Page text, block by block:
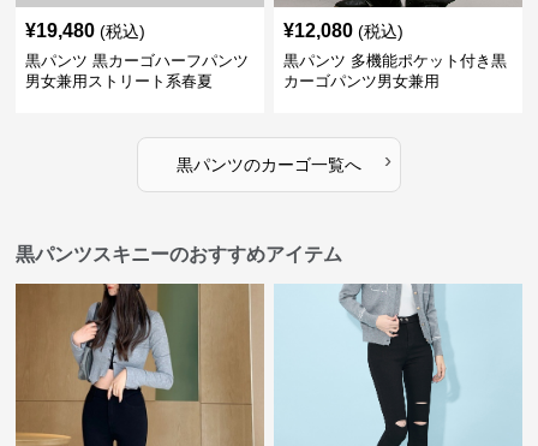
¥19,480 (税込)
黒パンツ 黒カーゴハーフパンツ
男女兼用ストリート系春夏
¥12,080 (税込)
黒パンツ 多機能ポケット付き黒
カーゴパンツ男女兼用
黒パンツのカーゴ一覧へ ›
黒パンツスキニーのおすすめアイテム